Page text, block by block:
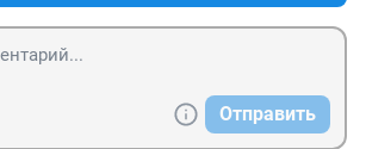
Отправить